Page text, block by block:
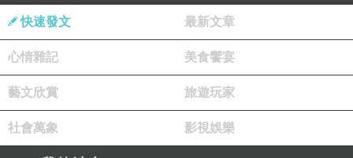
使用後的膚觸清爽不黏膩也不乾澀，變得很水嫩很保水，
睡前使用隔天醒來水嫩透亮，上妝妝感也服貼又持久。
TT波特嫚蝸牛氣墊
面膜
快速發文 最新文章
心情雜記 美食饗宴
藝文欣賞 旅遊玩家
社會萬象 影視娛樂